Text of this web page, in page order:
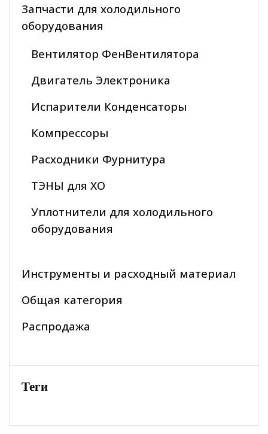
Запчасти для холодильного
оборудования
Вентилятор ФенВентилятора
Двигатель Электроника
Испарители Конденсаторы
Компрессоры
Расходники Фурнитура
ТЭНЫ для ХО
Уплотнители для холодильного
оборудования
Инструменты и расходный материал
Общая категория
Распродажа
Теги